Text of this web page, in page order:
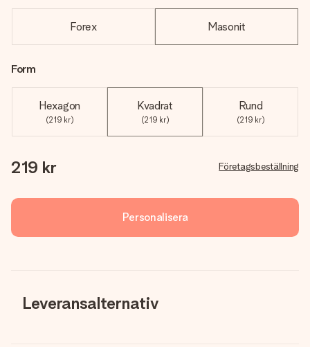
Forex Masonit
Form
Hexagon
(219 kr)
Kvadrat
(219 kr)
Rund
(219 kr)
219 kr Företagsbeställning
Personalisera
Leveransalternativ